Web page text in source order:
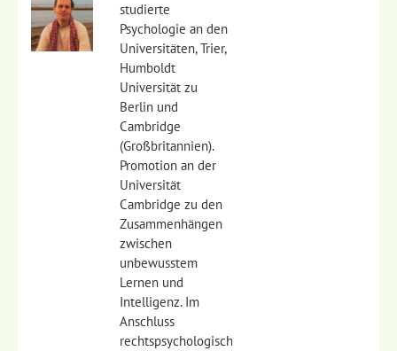
studierte
Psychologie an den
Universitäten, Trier,
Humboldt
Universität zu
Berlin und
Cambridge
(Großbritannien).
Promotion an der
Universität
Cambridge zu den
Zusammenhängen
zwischen
unbewusstem
Lernen und
Intelligenz. Im
Anschluss
rechtspsychologische